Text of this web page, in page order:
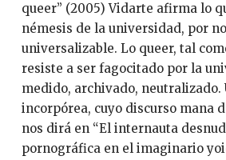
queer” (2005) Vidarte afirma lo
némesis de la universidad, por
universalizable. Lo queer, tal
resiste a ser fagocitado por la
medido, archivado, neutralizado.
incorpórea, cuyo discurso mana
nos dirá en “El internauta
pornográfica en el imaginario